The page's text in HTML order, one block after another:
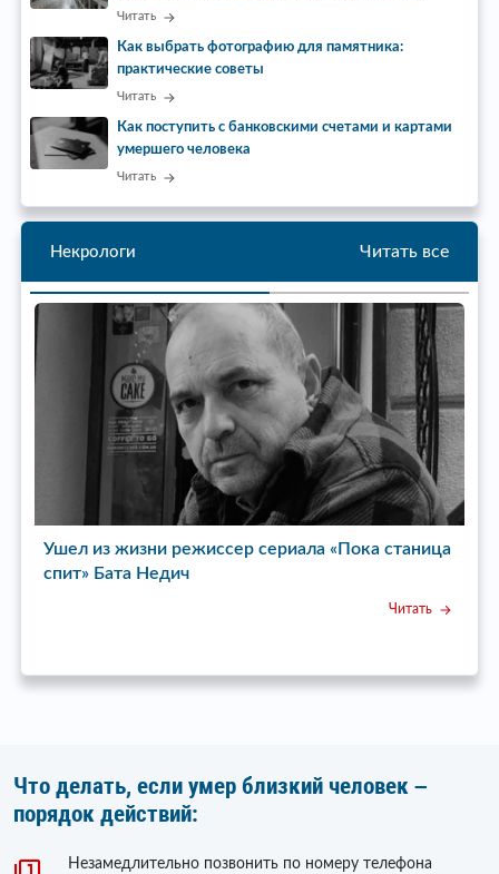
Читать
Как выбрать фотографию для памятника:
практические советы
Читать
Как поступить с банковскими счетами и картами
умершего человека
Читать
Некрологи Читать все
Ушел из жизни режиссер сериала «Пока станица
спит» Бата Недич
Читать
Что делать, если умер близкий человек –
порядок действий:
Незамедлительно позвонить по номеру телефона